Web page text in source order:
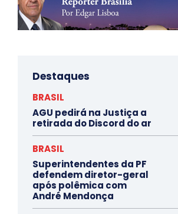
Destaques
BRASIL
AGU pedirá na Justiça a
retirada do Discord do ar
BRASIL
Superintendentes da PF
defendem diretor-geral
após polêmica com
André Mendonça